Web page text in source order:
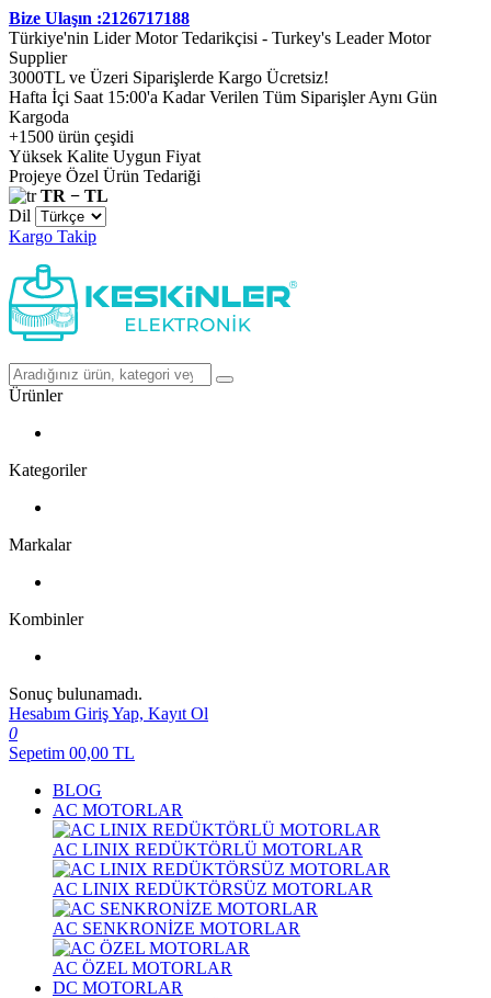
Bize Ulaşın :2126717188
Türkiye'nin Lider Motor Tedarikçisi - Turkey's Leader Motor
Supplier
3000TL ve Üzeri Siparişlerde Kargo Ücretsiz!
Hafta İçi Saat 15:00'a Kadar Verilen Tüm Siparişler Aynı Gün
Kargoda
+1500 ürün çeşidi
Yüksek Kalite Uygun Fiyat
Projeye Özel Ürün Tedariği
TR − TL
Dil
Kargo Takip
Ürünler
Kategoriler
Markalar
Kombinler
Sonuç bulunamadı.
Hesabım Giriş Yap, Kayıt Ol
0
Sepetim 00,00 TL
BLOG
AC MOTORLAR
AC LINIX REDÜKTÖRLÜ MOTORLAR
AC LINIX REDÜKTÖRSÜZ MOTORLAR
AC SENKRONİZE MOTORLAR
AC ÖZEL MOTORLAR
DC MOTORLAR